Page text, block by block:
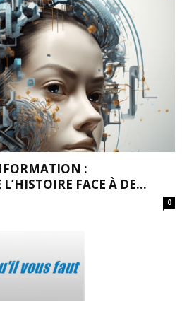
:
FACE À DE...
0